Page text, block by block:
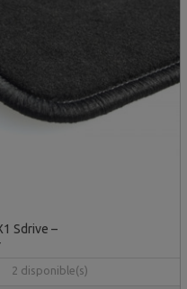
Sdrive –
2 disponible(s)